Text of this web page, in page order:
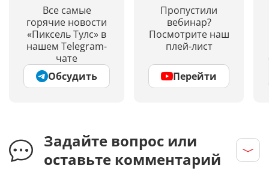
Все самые
горячие новости
«Пиксель Тулс» в
нашем Telegram-
чате
Обсудить
Пропустили
вебинар?
Посмотрите наш
плей-лист
Перейти
Задайте вопрос или
оставьте комментарий